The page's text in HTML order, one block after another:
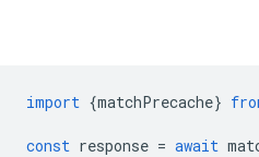
import {matchPrecache}
const response = await